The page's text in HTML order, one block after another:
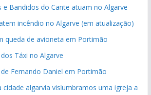
e Bandidos do Cante atuam no Algarve
incêndio no Algarve (em atualização)
queda de avioneta em Portimão
Táxi no Algarve
Fernando Daniel em Portimão
cidade algarvia vislumbramos uma igreja a